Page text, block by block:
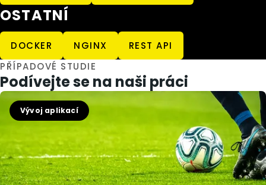
OSTATNÍ
DOCKER NGINX
REST API
PŘÍPADOVÉ STUDIE
Podívejte se na naši práci
Vývoj aplikací